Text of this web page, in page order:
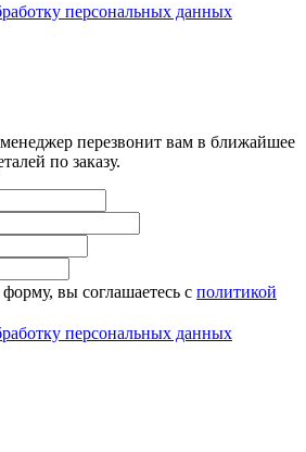
персональных данных
перезвонит вам в ближайшее
по заказу.
вы соглашаетесь с политикой
персональных данных